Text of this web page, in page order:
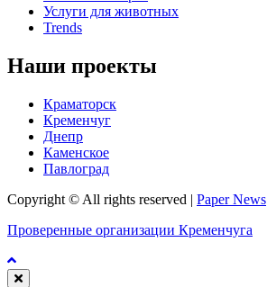
Услуги для животных
Trends
Наши проекты
Краматорск
Кременчуг
Днепр
Каменское
Павлоград
Copyright © All rights reserved | Paper News
Проверенные организации Кременчуга